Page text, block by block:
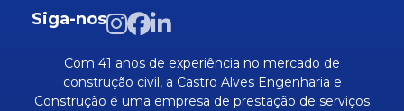
Mão de obra qualificada
Obra civil comerciais
Obra civil industrial
Siga-nos
Com 41 anos de experiência no mercado de
construção civil, a Castro Alves Engenharia e
Construção é uma empresa de prestação de serviços